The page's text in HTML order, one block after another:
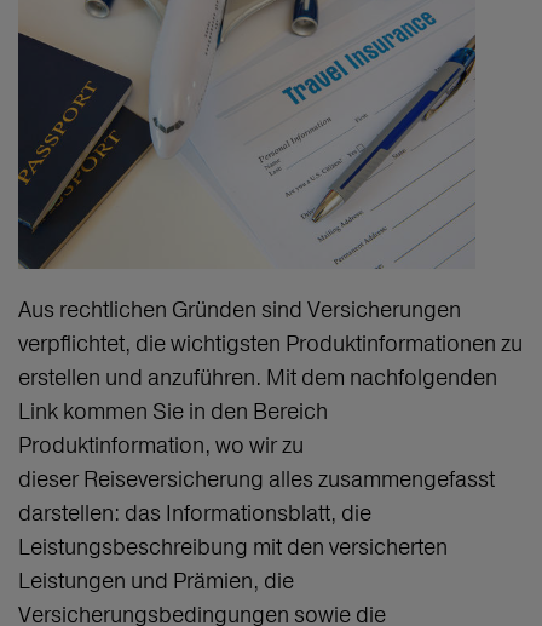
Aus rechtlichen Gründen sind Versicherungen
verpflichtet, die wichtigsten Produktinformationen zu
erstellen und anzuführen. Mit dem nachfolgenden
Link kommen Sie in den Bereich
Produktinformation, wo wir zu
dieser Reiseversicherung alles zusammengefasst
darstellen: das Informationsblatt, die
Leistungsbeschreibung mit den versicherten
Leistungen und Prämien, die
Versicherungsbedingungen sowie die